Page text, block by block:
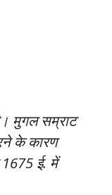
मुगल सम्राट
के कारण
ई. में